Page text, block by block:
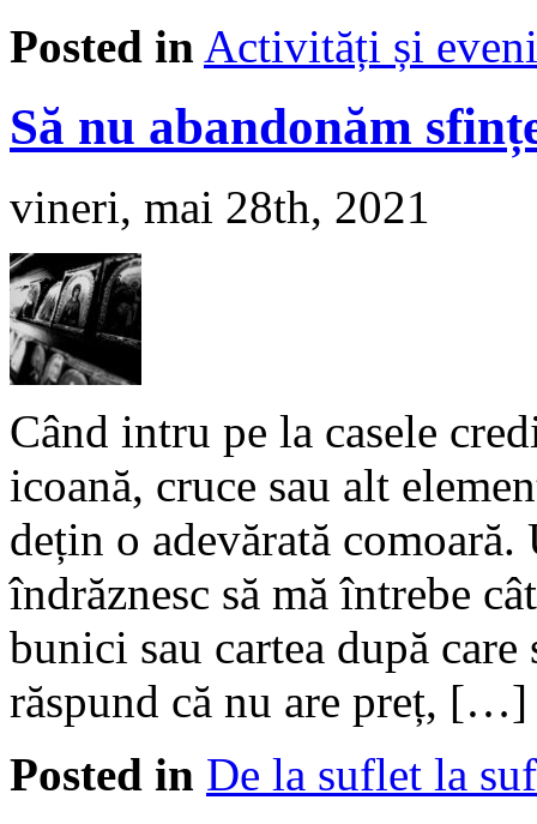
Posted in Activități și
Să nu abandonăm
vineri, mai 28th, 2021
Când intru pe la casele
icoană, cruce sau alt
dețin o adevărată
îndrăznesc să mă întrebe
bunici sau cartea după
răspund că nu are preț, […]
Posted in De la suflet la